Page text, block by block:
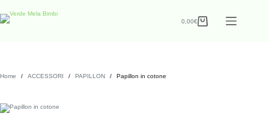
0,00€
Home / ACCESSORI / PAPILLON / Papillon in cotone